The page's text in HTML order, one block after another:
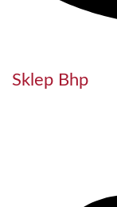
Sklep Bhp